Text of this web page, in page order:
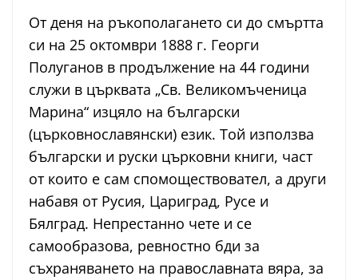
От деня на ръкополагането си до смъртта
си на 25 октомври 1888 г. Георги
Полуганов в продължение на 44 години
служи в църквата „Св. Великомъченица
Марина“ изцяло на български
(църковнославянски) език. Той използва
български и руски църковни книги, част
от които е сам спомоществовател, а други
набавя от Русия, Цариград, Русе и
Бялград. Непрестанно чете и се
самообразова, ревностно бди за
съхраняването на православната вяра, за